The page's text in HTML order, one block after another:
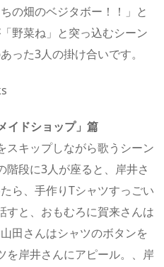
の畑のベジタボー！！」と
野菜ね」と突っ込むシーン
った3人の掛け合いです。
イドショップ」篇
スキップしながら歌うシーン
階段に3人が座ると、岸井さ
ら、手作りTシャツすっごい
すと、おもむろに賀来さんは
田さんはシャツのボタンを
を岸井さんにアピール。、岸